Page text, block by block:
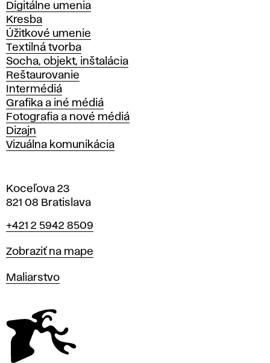
Katedry
Digitálne umenia
Kresba
Úžitkové umenie
Textilná tvorba
Socha, objekt, inštalácia
Reštaurovanie
Intermédiá
Grafika a iné médiá
Fotografia a nové médiá
Dizajn
Vizuálna komunikácia
Koceľova 23
821 08 Bratislava
Telefón
+421 2 5942 8509
Mapa
Zobraziť na mape
Katedry
Maliarstvo